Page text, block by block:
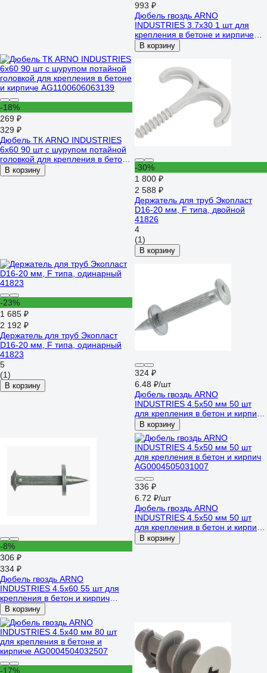
993 ₽
Дюбель гвоздь ARNO
INDUSTRIES 3.7х30 1 шт для
крепления в бетоне и кирпиче
ТУ14-4-1731 AG0003703032001
В корзину
-18%
269 ₽
329 ₽
Дюбель ТК ARNO INDUSTRIES
6х60 90 шт с шурупом потайной
головкой для крепления в бетоне
и кирпиче AG1100606063139
В корзину
-30%
1 800 ₽
2 588 ₽
Держатель для труб Экопласт
D16-20 мм, F типа, двойной
41826
4
(1)
В корзину
-23%
1 685 ₽
2 192 ₽
Держатель для труб Экопласт
D16-20 мм, F типа, одинарный
41823
5
(1)
В корзину
324 ₽
6.48 ₽/шт
Дюбель гвоздь ARNO
INDUSTRIES 4.5х50 мм 50 шт
для крепления в бетон и кирпич
AG0004505032507
В корзину
-8%
306 ₽
334 ₽
Дюбель гвоздь ARNO
INDUSTRIES 4.5х60 55 шт для
крепления в бетон и кирпич
ТУ14-4-1731 AG0004506032001
В корзину
336 ₽
6.72 ₽/шт
Дюбель гвоздь ARNO
INDUSTRIES 4.5х50 мм 50 шт
для крепления в бетон и кирпич
AG0004505031007
В корзину
-17%